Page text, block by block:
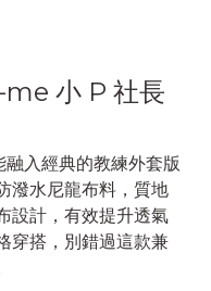
小 P 社長
入經典的教練外套版
潑水尼龍布料，質地
設計，有效提升透氣
穿搭，別錯過這款兼